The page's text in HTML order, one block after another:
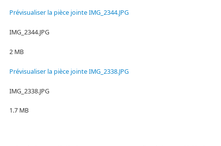
Prévisualiser la pièce jointe IMG_2344.JPG
IMG_2344.JPG
2 MB
Prévisualiser la pièce jointe IMG_2338.JPG
IMG_2338.JPG
1.7 MB